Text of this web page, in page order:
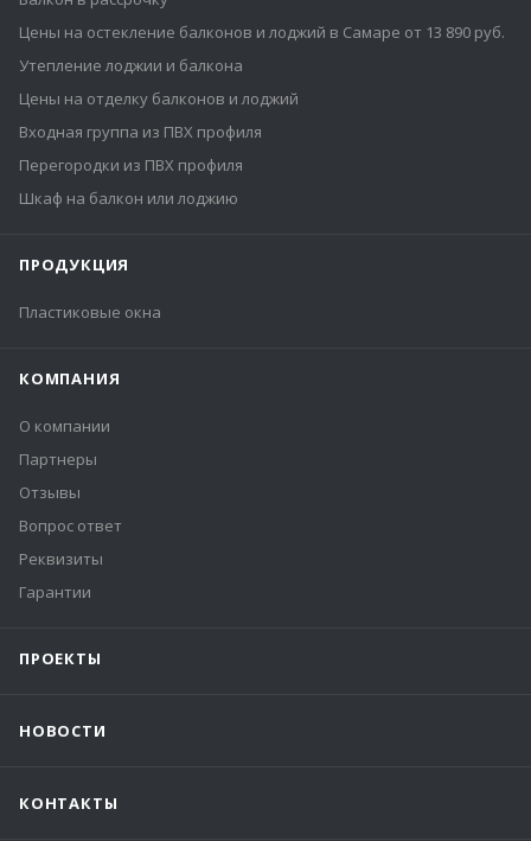
Цены на остекление балконов и лоджий в Самаре от 13 890 руб.
Утепление лоджии и балкона
Цены на отделку балконов и лоджий
Входная группа из ПВХ профиля
Перегородки из ПВХ профиля
Шкаф на балкон или лоджию
ПРОДУКЦИЯ
Пластиковые окна
КОМПАНИЯ
О компании
Партнеры
Отзывы
Вопрос ответ
Реквизиты
Гарантии
ПРОЕКТЫ
НОВОСТИ
КОНТАКТЫ